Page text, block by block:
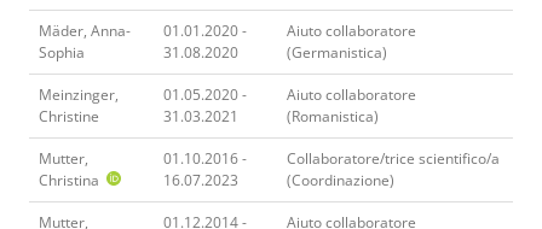
Mäder, Anna-
Sophia
01.01.2020 -
31.08.2020
Aiuto collaboratore
(Germanistica)
Meinzinger,
Christine
01.05.2020 -
31.03.2021
Aiuto collaboratore
(Romanistica)
Mutter,
Christina
01.10.2016 -
16.07.2023
Collaboratore/trice scientifico/a
(Coordinazione)
Mutter,
01.12.2014 -
Aiuto collaboratore